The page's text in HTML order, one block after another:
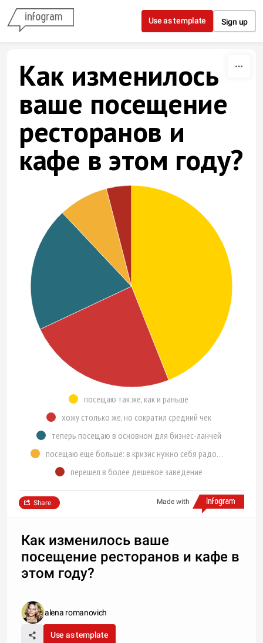
Skip to content
Use as template Sign up
Как изменилось
ваше посещение
ресторанов и
кафе в этом году?
посещаю так же, как и раньше
хожу столько же, но сократил средний чек
теперь посещаю в основном для бизнес-ланчей
посещаю еще больше: в кризис нужно себя радовать!
перешел в более дешевое заведение
Made with
Share
Как изменилось ваше
посещение ресторанов и кафе в
этом году?
alena romanovich
Use as template